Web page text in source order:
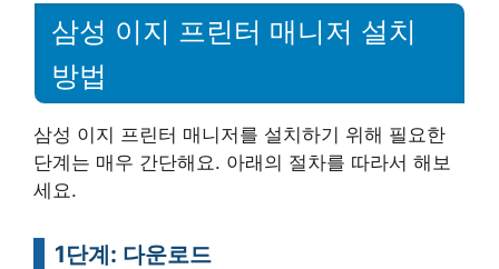
삼성 이지 프린터 매니저 설치
방법
삼성 이지 프린터 매니저를 설치하기 위해 필요한
단계는 매우 간단해요. 아래의 절차를 따라서 해보
세요.
1단계: 다운로드